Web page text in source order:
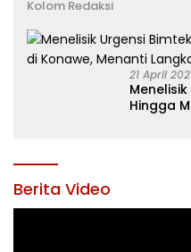
Kolom Redaksi
21 April
Hingga
Berita Video